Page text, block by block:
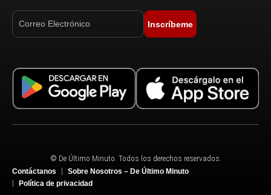
Inscríbeme
© De Último Minuto. Todos los derechos reservados.
Contáctanos
Sobre Nosotros – De Último Minuto
Política de privacidad